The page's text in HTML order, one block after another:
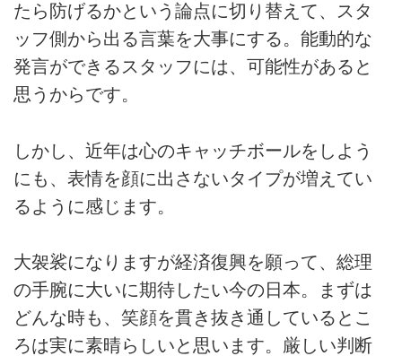
たら防げるかという論点に切り替えて、スタ
ッフ側から出る言葉を大事にする。能動的な
発言ができるスタッフには、可能性があると
思うからです。
しかし、近年は心のキャッチボールをしよう
にも、表情を顔に出さないタイプが増えてい
るように感じます。
大袈裟になりますが経済復興を願って、総理
の手腕に大いに期待したい今の日本。まずは
どんな時も、笑顔を貫き抜き通しているとこ
ろは実に素晴らしいと思います。厳しい判断